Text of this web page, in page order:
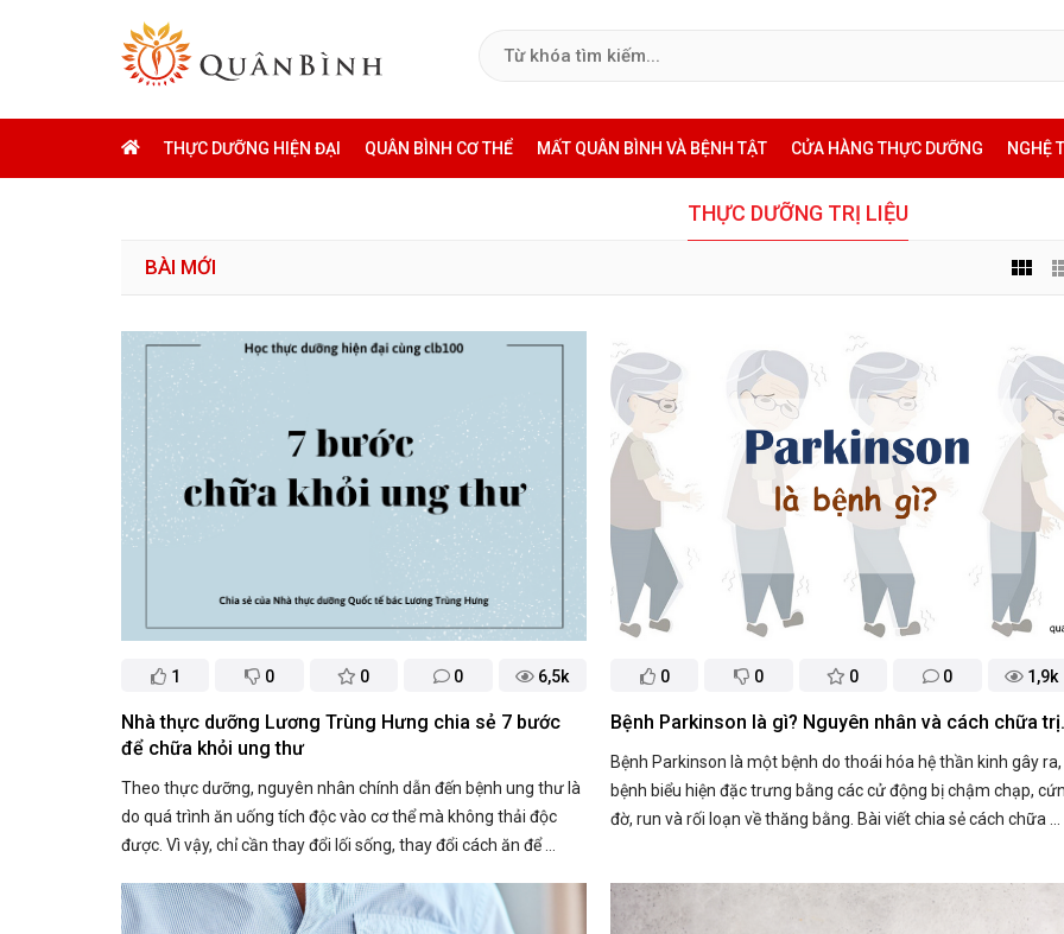
THỰC DƯỠNG HIỆN ĐẠI QUÂN BÌNH CƠ THỂ MẤT QUÂN BÌNH VÀ BỆNH TẬT CỬA HÀNG THỰC DƯỠNG NGHỆ
THỰC DƯỠNG TRỊ LIỆU
BÀI MỚI
1 0 0 0 6,5k
Nhà thực dưỡng Lương Trùng Hưng chia sẻ 7 bước
để chữa khỏi ung thư
Theo thực dưỡng, nguyên nhân chính dẫn đến bệnh ung thư là
do quá trình ăn uống tích độc vào cơ thể mà không thải độc
được. Vì vậy, chỉ cần thay đổi lối sống, thay đổi cách ăn để ...
0 0 0 0 1,9k
​Bệnh Parkinson là gì? Nguyên nhân và cách chữa trị.
Bệnh Parkinson là một bệnh do thoái hóa hệ thần kinh gây ra,
bệnh biểu hiện đặc trưng bằng các cử động bị chậm chạp,
đờ, run và rối loạn về thăng bằng. Bài viết chia sẻ cách chữa ...